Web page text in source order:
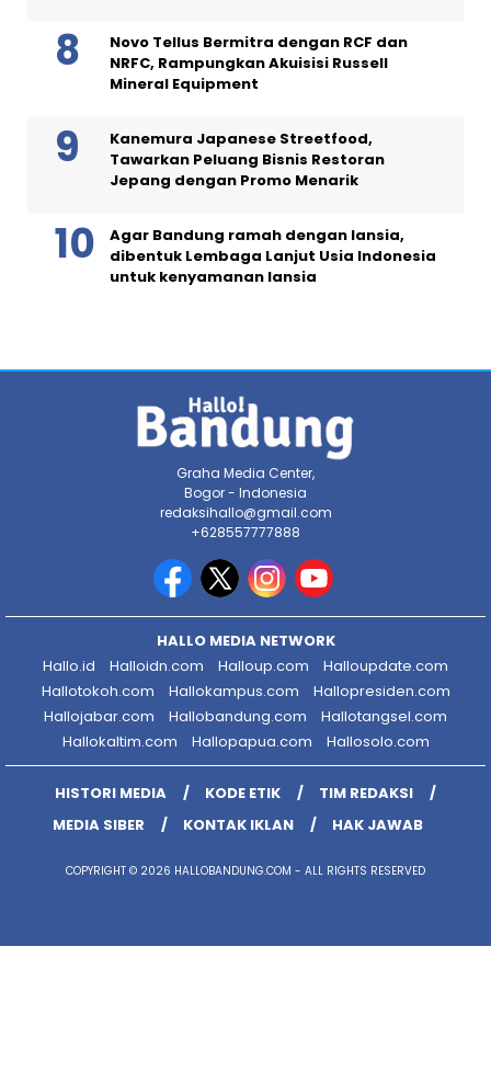
Novo Tellus Bermitra dengan RCF dan
NRFC, Rampungkan Akuisisi Russell
Mineral Equipment
Kanemura Japanese Streetfood,
Tawarkan Peluang Bisnis Restoran
Jepang dengan Promo Menarik
Agar Bandung ramah dengan lansia,
dibentuk Lembaga Lanjut Usia Indonesia
untuk kenyamanan lansia
Graha Media Center,
Bogor - Indonesia
redaksihallo@gmail.com
+628557777888
HALLO MEDIA NETWORK
Hallo.id
Halloidn.com Halloup.com
Halloupdate.com
Hallotokoh.com
Hallokampus.com
Hallopresiden.com
Hallojabar.com
Hallobandung.com
Hallotangsel.com
Hallokaltim.com
Hallopapua.com Hallosolo.com
HISTORI MEDIA KODE ETIK
TIM REDAKSI
MEDIA SIBER
KONTAK IKLAN HAK JAWAB
COPYRIGHT © 2026 HALLOBANDUNG.COM - ALL RIGHTS RESERVED